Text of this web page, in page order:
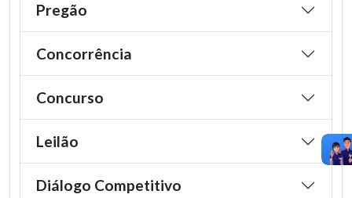
Pregão
Concorrência
Concurso
Leilão
Diálogo Competitivo